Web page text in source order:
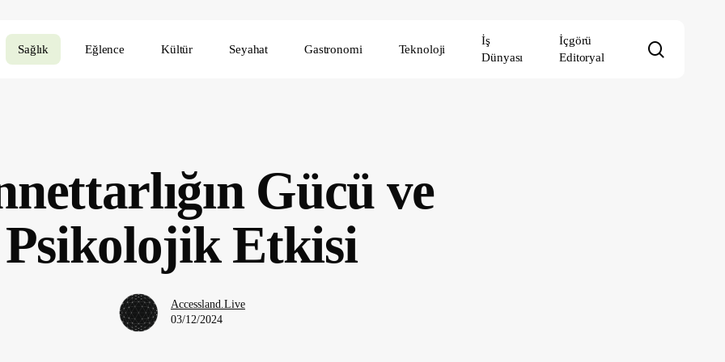
Sağlık Eğlence Kültür Seyahat Gastronomi Teknoloji
İş
Dünyası
İçgörü
Editoryal
Gücü ve
Psikolojik Etkisi
Accessland.Live
03/12/2024